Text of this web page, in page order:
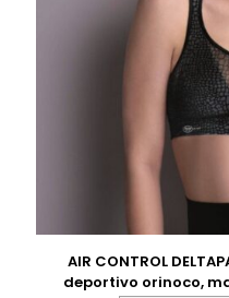
AIR CONTROL
deportivo orinoco,